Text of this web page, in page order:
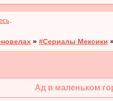
.
»#Сериалы Мексики
Ад в маленьком